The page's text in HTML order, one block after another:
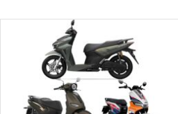
nhắc hơn với khách hàng đang tìm
kiếm xe điện đi lại hằng ngày.